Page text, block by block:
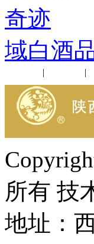
奇迹
域白酒
| |
所有 技
地址：